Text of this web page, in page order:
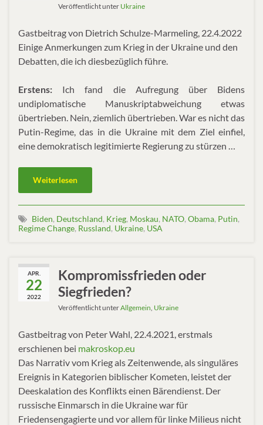
Veröffentlicht unter Ukraine
Gastbeitrag von Dietrich Schulze-Marmeling, 22.4.2022
Einige Anmerkungen zum Krieg in der Ukraine und den
Debatten, die ich diesbezüglich führe.
Erstens: Ich fand die Aufregung über Bidens
undiplomatische Manuskriptabweichung etwas
übertrieben. Nein, ziemlich übertrieben. War es nicht das
Putin-Regime, das in die Ukraine mit dem Ziel einfiel,
eine demokratisch legitimierte Regierung zu stürzen …
Weiterlesen
Biden, Deutschland, Krieg, Moskau, NATO, Obama, Putin,
Regime Change, Russland, Ukraine, USA
APR.
22
2022
Kompromissfrieden oder
Siegfrieden?
Veröffentlicht unterAllgemein Ukraine
Gastbeitrag von Peter Wahl, 22.4.2021, erstmals
erschienen bei makroskop.eu
Das Narrativ vom Krieg als Zeitenwende, als singuläres
Ereignis in Kategorien biblischer Kometen, leistet der
Deeskalation des Konflikts einen Bärendienst. Der
russische Einmarsch in die Ukraine war für
Friedensengagierte und vor allem für linke Milieus nicht